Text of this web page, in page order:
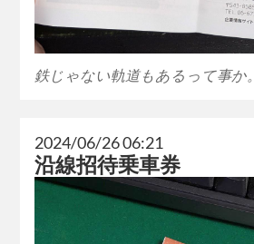
鉄じゃない軌道もあるって事か。
2024/06/26 06:21
沿線招待乗車券